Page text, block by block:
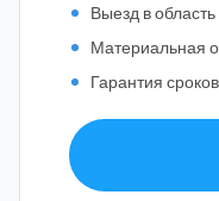
Выезд в область
Материальная
Гарантия сроков